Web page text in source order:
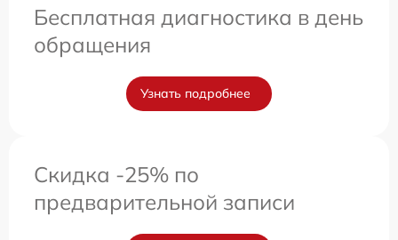
Бесплатная диагностика в день
обращения
Узнать подробнее
Скидка -25% по
предварительной записи